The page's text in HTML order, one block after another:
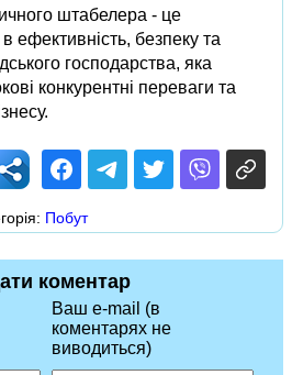
штабелера - це
в ефективність, безпеку та
господарства, яка
конкурентні переваги та
Побут
коментар
Ваш e-mail (в
коментарях не
виводиться)